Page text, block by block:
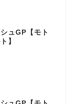
ュGP【モト
】